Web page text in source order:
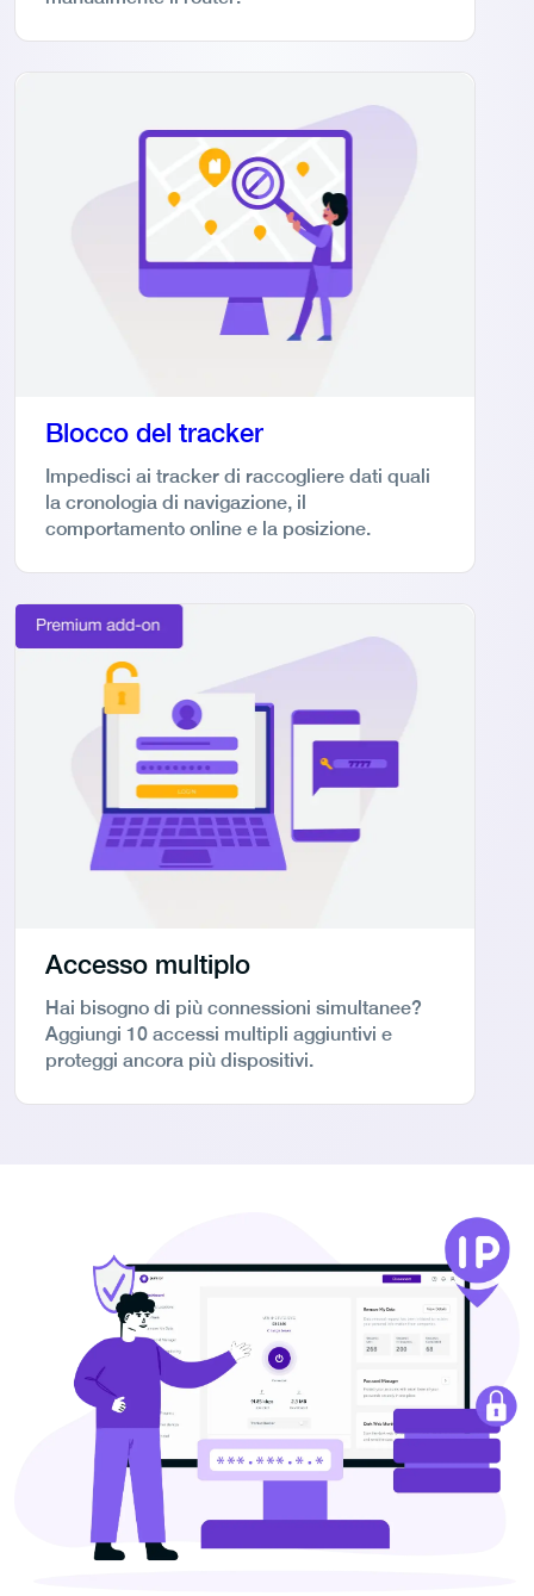
Blocco del tracker
Impedisci ai tracker di raccogliere dati quali
la cronologia di navigazione, il
comportamento online e la posizione.
Accesso multiplo
Hai bisogno di più connessioni simultanee?
Aggiungi 10 accessi multipli aggiuntivi e
proteggi ancora più dispositivi.